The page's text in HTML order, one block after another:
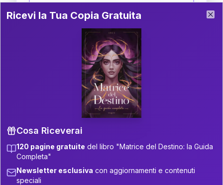
Guida completa di Coppia
Il libro è in fase di scrittura. Iscriviti alla newsletter
per ricevere aggiornamenti!
P.S. Interpretazione parziale
gratuita
Scorri più in basso per vedere
un'interpretazione parziale gratuita della tua
Iscriviti alla newsletter per ricevere
aggiornamenti quando sarà disponibile.
Ricevi la Tua Copia Gratuita del Libro
Ricevi la Tua Copia Gratuita
Cosa Riceverai
120 pagine gratuite del libro "Matrice del Destino: la Guida
Completa"
Newsletter esclusiva con aggiornamenti e contenuti
speciali